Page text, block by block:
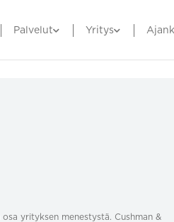
Palvelut Yritys
yrityksen menestystä. Cushman &